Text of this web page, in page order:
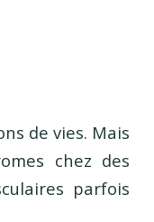
de vies. Mais
chez des
parfois